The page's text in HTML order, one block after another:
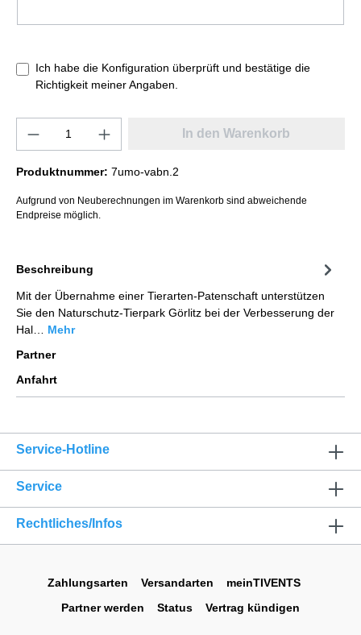
Ich habe die Konfiguration überprüft und bestätige die
Richtigkeit meiner Angaben.
In den Warenkorb
Produktnummer: 7umo-vabn.2
Aufgrund von Neuberechnungen im Warenkorb sind abweichende
Endpreise möglich.
Beschreibung
Mit der Übernahme einer Tierarten-Patenschaft unterstützen
Sie den Naturschutz-Tierpark Görlitz bei der Verbesserung der
Hal… Mehr
Partner
Anfahrt
Service-Hotline
Service
Rechtliches/Infos
Zahlungsarten Versandarten
meinTIVENTS
Partner werden
Status Vertrag kündigen